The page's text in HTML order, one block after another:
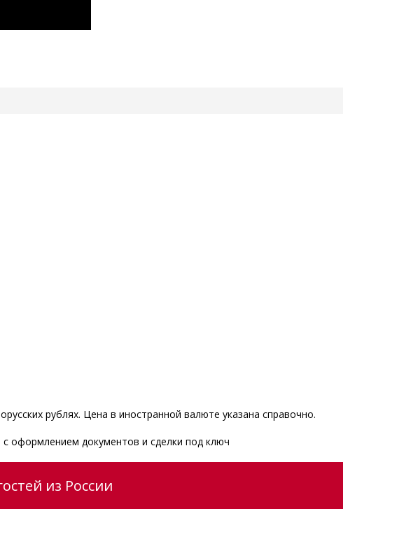
рублях. Цена в иностранной валюте указана справочно.
оформлением документов и сделки под ключ
из России